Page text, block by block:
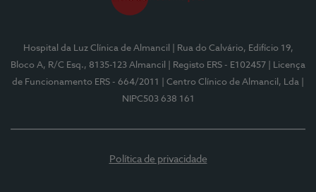
Hospital da Luz Clínica de Almancil
| Rua do Calvário, Edifício 19,
Bloco A, R/C Esq., 8135-123 Almancil
| Registo ERS - E102457
| Licença
de Funcionamento ERS - 664/2011
| Centro Clínico de Almancil, Lda
NIPC503 638 161
Política de privacidade